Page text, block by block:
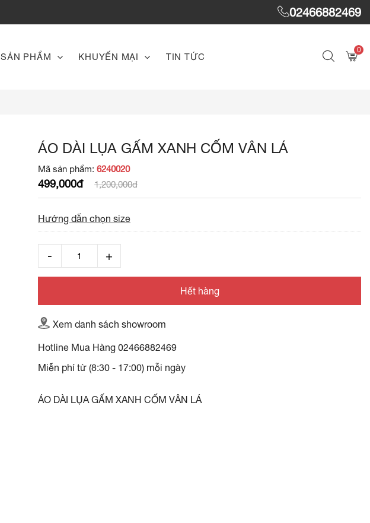
02466882469
SẢN PHẨM KHUYẾN MẠI TIN TỨC
0
ÁO DÀI LỤA GẤM XANH CỐM VÂN LÁ
Mã sản phẩm: 6240020
499,000đ 1,200,000đ
Hướng dẫn chọn size
Hết hàng
Xem danh sách showroom
Hotline Mua Hàng 02466882469
Miễn phí từ (8:30 - 17:00) mỗi ngày
ÁO DÀI LỤA GẤM XANH CỐM VÂN LÁ